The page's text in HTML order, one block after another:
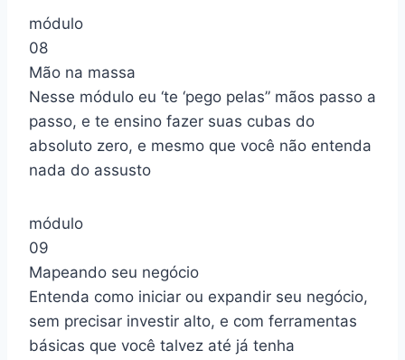
módulo
08
Mão na massa
Nesse módulo eu ‘te ‘pego pelas” mãos passo a
passo, e te ensino fazer suas cubas do
absoluto zero, e mesmo que você não entenda
nada do assusto
módulo
09
Mapeando seu negócio
Entenda como iniciar ou expandir seu negócio,
sem precisar investir alto, e com ferramentas
básicas que você talvez até já tenha